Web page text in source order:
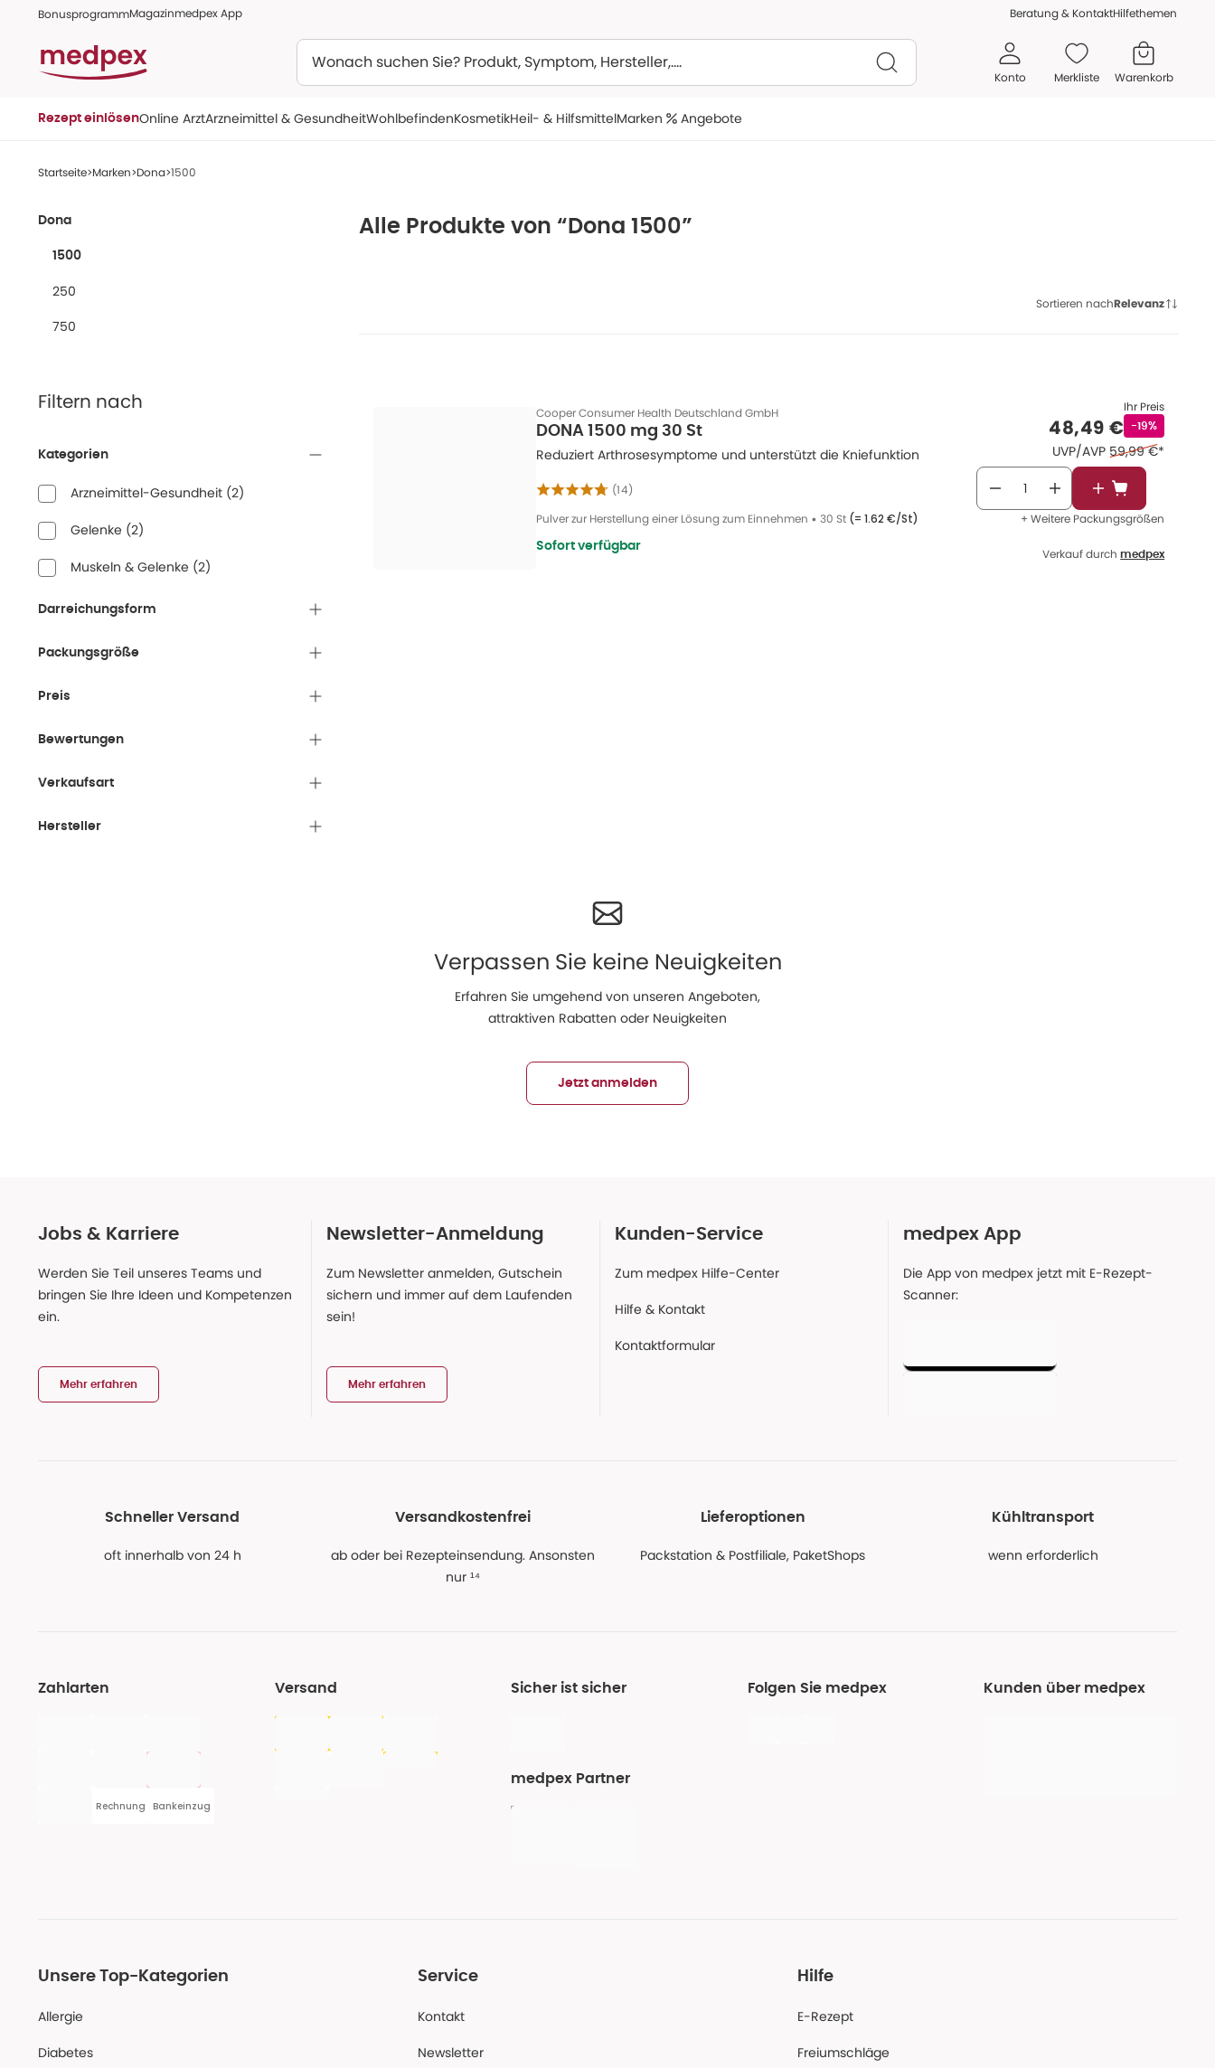
BonusprogrammMagazinmedpex App Beratung & KontaktHilfethemen
Konto Merkliste Warenkorb
Rezept einlösenOnline ArztArzneimittel & GesundheitWohlbefindenKosmetikHeil- & HilfsmittelMarken Angebote
Startseite Marken Dona 1500
Alle Produkte von “Dona 1500”
Dona
1500
250
750
Filtern nach
Kategorien
Arzneimittel-Gesundheit (2)
Gelenke (2)
Muskeln & Gelenke (2)
Darreichungsform
Packungsgröße
Preis
Bewertungen
Verkaufsart
Hersteller
Sortieren nachRelevanz
Cooper Consumer Health Deutschland GmbH
DONA 1500 mg 30 St
Reduziert Arthrosesymptome und unterstützt die Kniefunktion
(14)
Pulver zur Herstellung einer Lösung zum Einnehmen • 30 St (= 1.62 €/St)
Sofort verfügbar
Ihr Preis
Verkaufspreis
48,49 €Rabattstempel
-19%
UVP/AVP Ehemaliger Preis
59,99 €*
In den
+ Weitere Packungsgrößen
Verkauf durch medpex
Verpassen Sie keine Neuigkeiten
Erfahren Sie umgehend von unseren Angeboten,
attraktiven Rabatten oder Neuigkeiten
Jetzt anmelden
Jobs & Karriere
Werden Sie Teil unseres Teams und
bringen Sie Ihre Ideen und Kompetenzen
ein.
Mehr erfahren
Newsletter-Anmeldung
Zum Newsletter anmelden, Gutschein
sichern und immer auf dem Laufenden
sein!
Mehr erfahren
Kunden-Service
Zum medpex Hilfe-Center
Hilfe & Kontakt
Kontaktformular
medpex App
Die App von medpex jetzt mit E-Rezept-
Scanner:
Schneller Versand
oft innerhalb von 24 h
Versandkostenfrei
ab oder bei Rezepteinsendung. Ansonsten
nur ¹⁴
Lieferoptionen
Packstation & Postfiliale, PaketShops
Kühltransport
wenn erforderlich
Zahlarten
Rechnung Bankeinzug
Versand Sicher ist sicher
medpex Partner
Folgen Sie medpex Kunden über medpex
Unsere Top-Kategorien
Allergie
Diabetes
Service
Kontakt
Newsletter
Hilfe
E-Rezept
Freiumschläge